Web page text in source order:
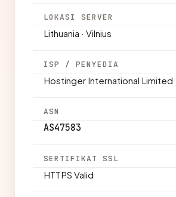
LOKASI SERVER
Lithuania · Vilnius
ISP / PENYEDIA
Hostinger International Limited
ASN
AS47583
SERTIFIKAT SSL
HTTPS Valid